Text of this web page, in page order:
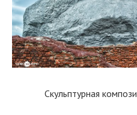
Скульптурная